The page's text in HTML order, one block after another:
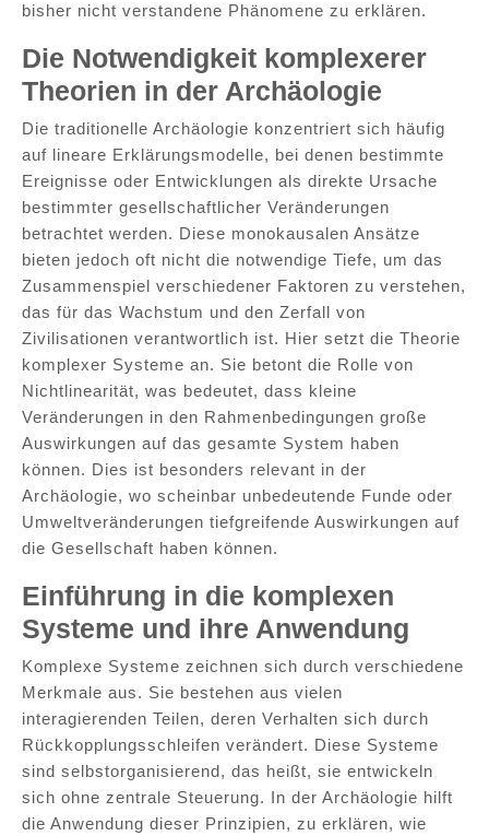
bisher nicht verstandene Phänomene zu erklären.
Die Notwendigkeit komplexerer
Theorien in der Archäologie
Die traditionelle Archäologie konzentriert sich häufig
auf lineare Erklärungsmodelle, bei denen bestimmte
Ereignisse oder Entwicklungen als direkte Ursache
bestimmter gesellschaftlicher Veränderungen
betrachtet werden. Diese monokausalen Ansätze
bieten jedoch oft nicht die notwendige Tiefe, um das
Zusammenspiel verschiedener Faktoren zu verstehen,
das für das Wachstum und den Zerfall von
Zivilisationen verantwortlich ist. Hier setzt die Theorie
komplexer Systeme an. Sie betont die Rolle von
Nichtlinearität, was bedeutet, dass kleine
Veränderungen in den Rahmenbedingungen große
Auswirkungen auf das gesamte System haben
können. Dies ist besonders relevant in der
Archäologie, wo scheinbar unbedeutende Funde oder
Umweltveränderungen tiefgreifende Auswirkungen auf
die Gesellschaft haben können.
Einführung in die komplexen
Systeme und ihre Anwendung
Komplexe Systeme zeichnen sich durch verschiedene
Merkmale aus. Sie bestehen aus vielen
interagierenden Teilen, deren Verhalten sich durch
Rückkopplungsschleifen verändert. Diese Systeme
sind selbstorganisierend, das heißt, sie entwickeln
sich ohne zentrale Steuerung. In der Archäologie hilft
die Anwendung dieser Prinzipien, zu erklären, wie